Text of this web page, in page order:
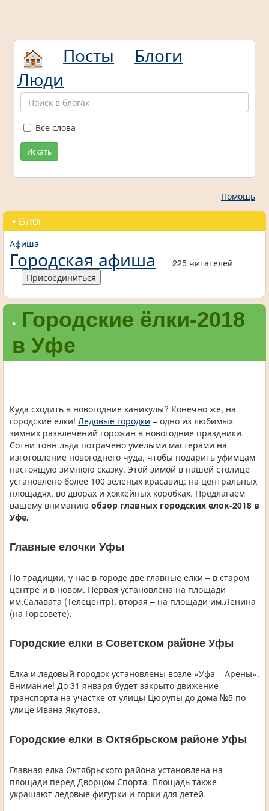
Посты
Блоги
Люди
Все слова
Искать
Помощь
• Блог
Афиша
Городская афиша
225 читателей
Присоединиться
• Городские ёлки-2018
в Уфе
Куда сходить в новогодние каникулы? Конечно же, на
городские елки! Ледовые городки – одно из любимых
зимних развлечений горожан в новогодние праздники.
Сотни тонн льда потрачено умелыми мастерами на
изготовление новогоднего чуда, чтобы подарить уфимцам
настоящую зимнюю сказку. Этой зимой в нашей столице
установлено более 100 зеленых красавиц: на центральных
площадях, во дворах и хоккейных коробках. Предлагаем
вашему вниманию обзор главных городских елок-2018 в
Уфе.
Главные елочки Уфы
По традиции, у нас в городе две главные елки – в старом
центре и в новом. Первая установлена на площади
им.Салавата (Телецентр), вторая – на площади им.Ленина
(на Горсовете).
Городские елки в Советском районе Уфы
Елка и ледовый городок установлены возле «Уфа – Арены».
Внимание! До 31 января будет закрыто движение
транспорта на участке от улицы Цюрупы до дома №5 по
улице Ивана Якутова.
Городские елки в Октябрьском районе Уфы
Главная елка Октябрьского района установлена на
площади перед Дворцом Спорта. Площадь также
украшают ледовые фигурки и горки для детей.